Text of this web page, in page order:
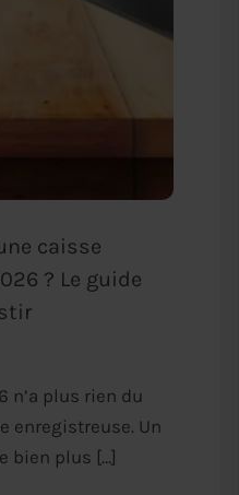
caisse
? Le guide
n’a plus rien du
enregistreuse. Un
bien plus […]